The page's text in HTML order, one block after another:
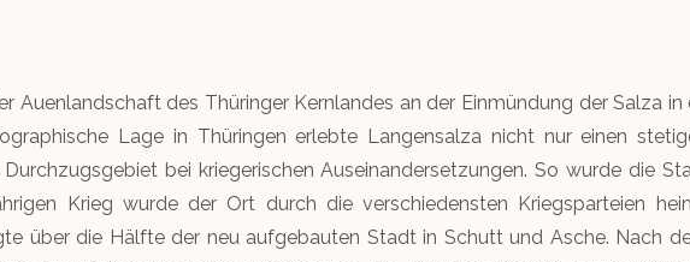
Auenlandschaft des Thüringer Kernlandes an der Einmündung der Salza in
Lage in Thüringen erlebte Langensalza nicht nur einen
bei kriegerischen Auseinandersetzungen. So wurde die
Krieg wurde der Ort durch die verschiedensten Kriegsparteien
über die Hälfte der neu aufgebauten Stadt in Schutt und Asche. Nach